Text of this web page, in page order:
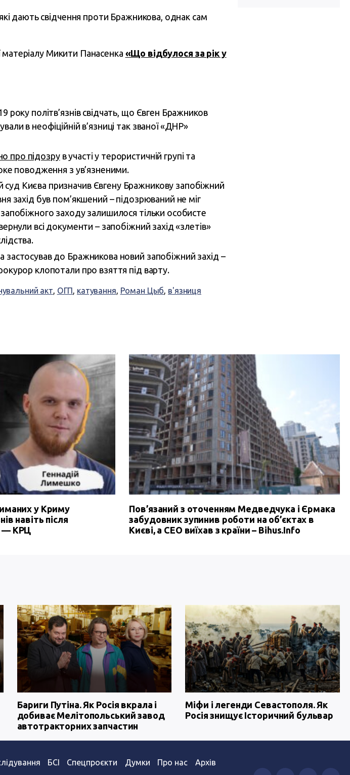
дають свідчення проти Бражникова, однак сам
матеріалу Микити Панасенка «Що відбулося за рік у
року політв’язнів свідчать, що Євген Бражников
в неофіційній в’язниці так званої «ДНР»
про підозрув участі у терористичній групі та
поводження з ув’язненими.
Києва призначив Євгену Бражникову запобіжний
захід був пом’якшений – підозрюваний не міг
заходу залишилося тільки особисте
всі документи – запобіжний захід «злетів»
застосував до Бражникова новий запобіжний захід –
клопотали про взяття під варту.
акт, ОГП, катування, Роман Цыб, в'язниця
у Криму
навіть після
— КРЦ
Пов’язаний з оточенням Медведчука і Єрмака
забудовник зупинив роботи на об’єктах в
Києві, а СЕО виїхав з країни – Bihus.Info
Бариги Путіна. Як Росія вкрала і
добиває Мелітопольський завод
автотракторних запчастин
Міфи і легенди Севастополя. Як
Росія знищує Історичний бульвар
БСІ Спецпроєкти Думки Про нас Архів